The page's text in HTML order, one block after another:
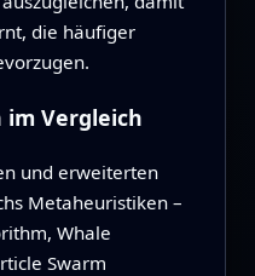
die häufiger
im Vergleich
und erweiterten
Metaheuristiken –
Whale
Swarm